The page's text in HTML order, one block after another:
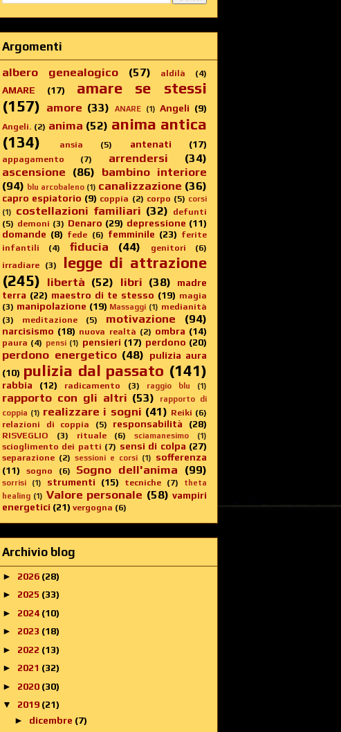
Argomenti
albero genealogico
(57) aldilà (4)
AMARE (17)
amare se stessi
(157) amore (33) ANARE (1) Angeli (9)
Angeli. (2) anima (52) anima antica
(134)
ansia (5) antenati (17)
appagamento (7) arrendersi
(34)
ascensione (86) bambino interiore
(94) blu arcobaleno (1) canalizzazione (36)
capro espiatorio (9) coppia (2) corpo (5) corsi
(1)
costellazioni familiari (32) defunti
(5) demoni (3) Denaro (29) depressione (11)
domande (8) fede (6) femminile (23) ferite
infantili
(4) fiducia (44) genitori
(6)
irradiare (3)
legge di attrazione
(245) libertà (52) libri (38)
madre
terra (22) maestro di te stesso (19) magia
(3) manipolazione (19) Massaggi (1) medianità
(3)
meditazione (5) motivazione (94)
narcisismo (18) nuova realtà (2) ombra (14)
paura (4) pensi (1) pensieri (17) perdono (20)
perdono energetico (48)
pulizia aura
(10) pulizia dal passato (141)
rabbia (12) radicamento (3) raggio blu (1)
rapporto con gli altri (53)
rapporto di
coppia (1) realizzare i sogni (41) Reiki (6)
relazioni di coppia
(5) responsabilità (28)
RISVEGLIO (3) rituale (6) sciamanesimo (1)
scioglimento dei patti (7) sensi di colpa (27)
separazione (2) sessioni e corsi (1)
sofferenza
(11)
sogno (6) Sogno dell'anima (99)
sorrisi (1) strumenti (15) tecniche (7)
theta
healing (1) Valore personale (58) vampiri
energetici (21) vergogna (6)
Archivio blog
► 2026 (28)
► 2025 (33)
► 2024 (10)
► 2023 (18)
► 2022 (13)
► 2021 (32)
► 2020 (30)
▼ 2019 (21)
► dicembre (7)